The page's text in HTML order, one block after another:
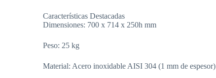
Características Destacadas
Dimensiones: 700 x 714 x 250h mm
Peso: 25 kg
Material: Acero inoxidable AISI 304 (1 mm de espesor)